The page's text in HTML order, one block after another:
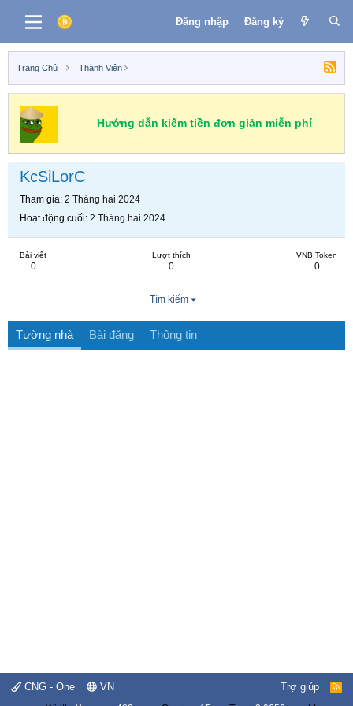
Đăng nhập Đăng ký
Trang Chủ Thành Viên
Hướng dẫn kiếm tiền đơn giản miễn phí
KcSiLorC
Tham gia 2 Tháng hai 2024
Hoạt động cuối 2 Tháng hai 2024
Bài viết
0
Lượt thích
0
VNB Token
0
Tìm kiếm
Tường nhà Bài đăng Thông tin
CNG - One VN Trợ giúp
R